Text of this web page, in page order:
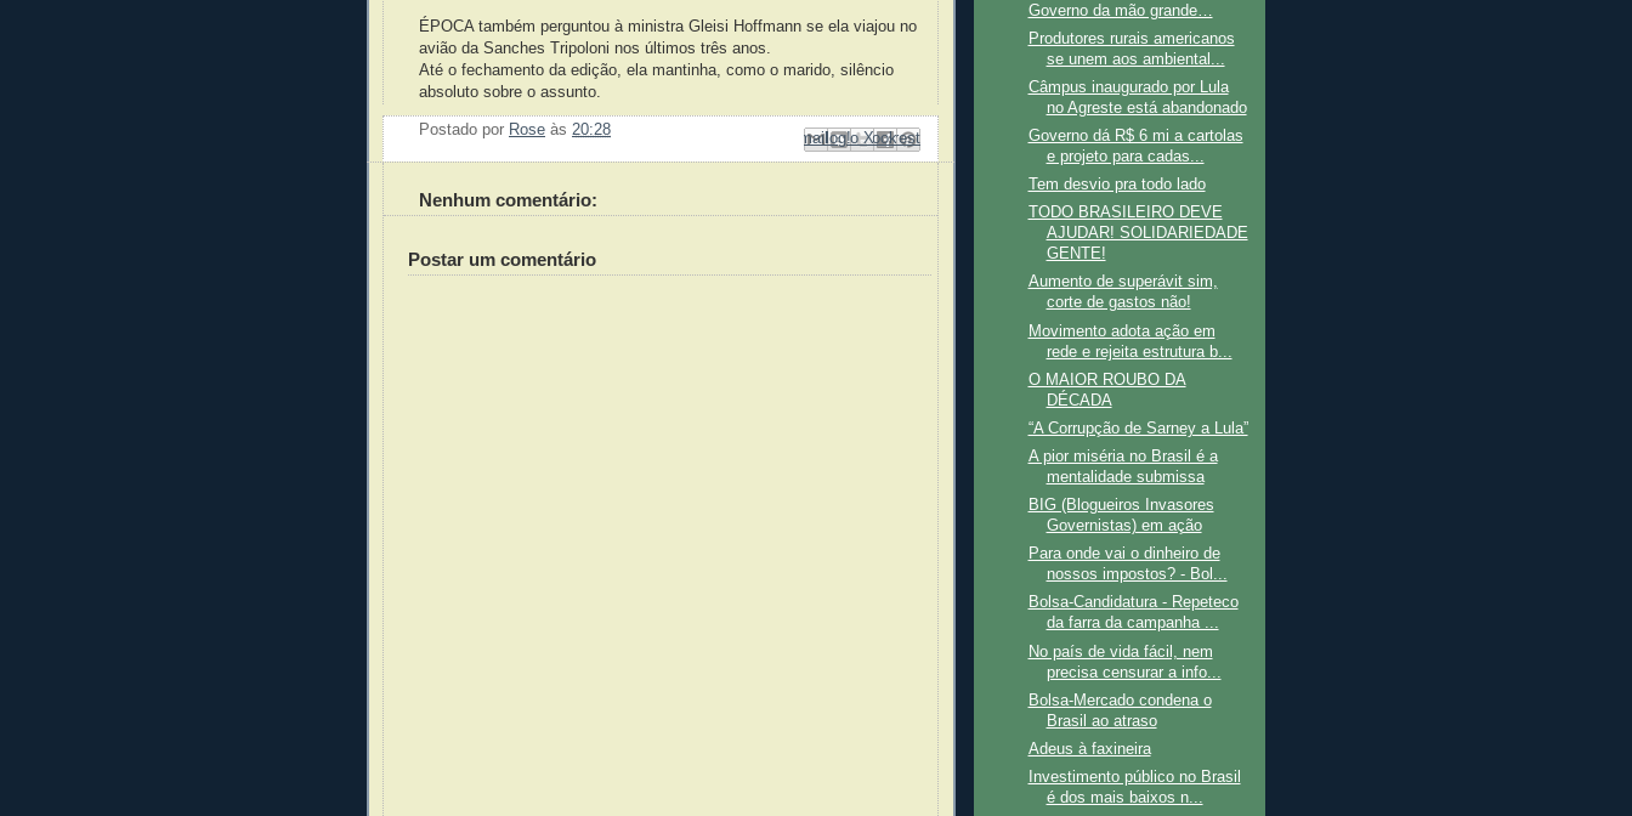
ÉPOCA também perguntou à ministra Gleisi Hoffmann se ela viajou no
avião da Sanches Tripoloni nos últimos três anos.
Até o fechamento da edição, ela mantinha, como o marido, silêncio
absoluto sobre o assunto.
Postado por Rose às 20:28 Enviar por e-mail
Postar no blog!
Compartilhar no X
Compartilhar no Facebook
Compartilhar com o Pinterest
Nenhum comentário:
Postar um comentário
Governo da mão grande…
Produtores rurais americanos
se unem aos ambiental...
Câmpus inaugurado por Lula
no Agreste está abandonado
Governo dá R$ 6 mi a cartolas
e projeto para cadas...
Tem desvio pra todo lado
TODO BRASILEIRO DEVE
AJUDAR! SOLIDARIEDADE
GENTE!
Aumento de superávit sim,
corte de gastos não!
Movimento adota ação em
rede e rejeita estrutura b...
O MAIOR ROUBO DA
DÉCADA
“A Corrupção de Sarney a Lula”
A pior miséria no Brasil é a
mentalidade submissa
BIG (Blogueiros Invasores
Governistas) em ação
Para onde vai o dinheiro de
nossos impostos? - Bol...
Bolsa-Candidatura - Repeteco
da farra da campanha ...
No país de vida fácil, nem
precisa censurar a info...
Bolsa-Mercado condena o
Brasil ao atraso
Adeus à faxineira
Investimento público no Brasil
é dos mais baixos n...